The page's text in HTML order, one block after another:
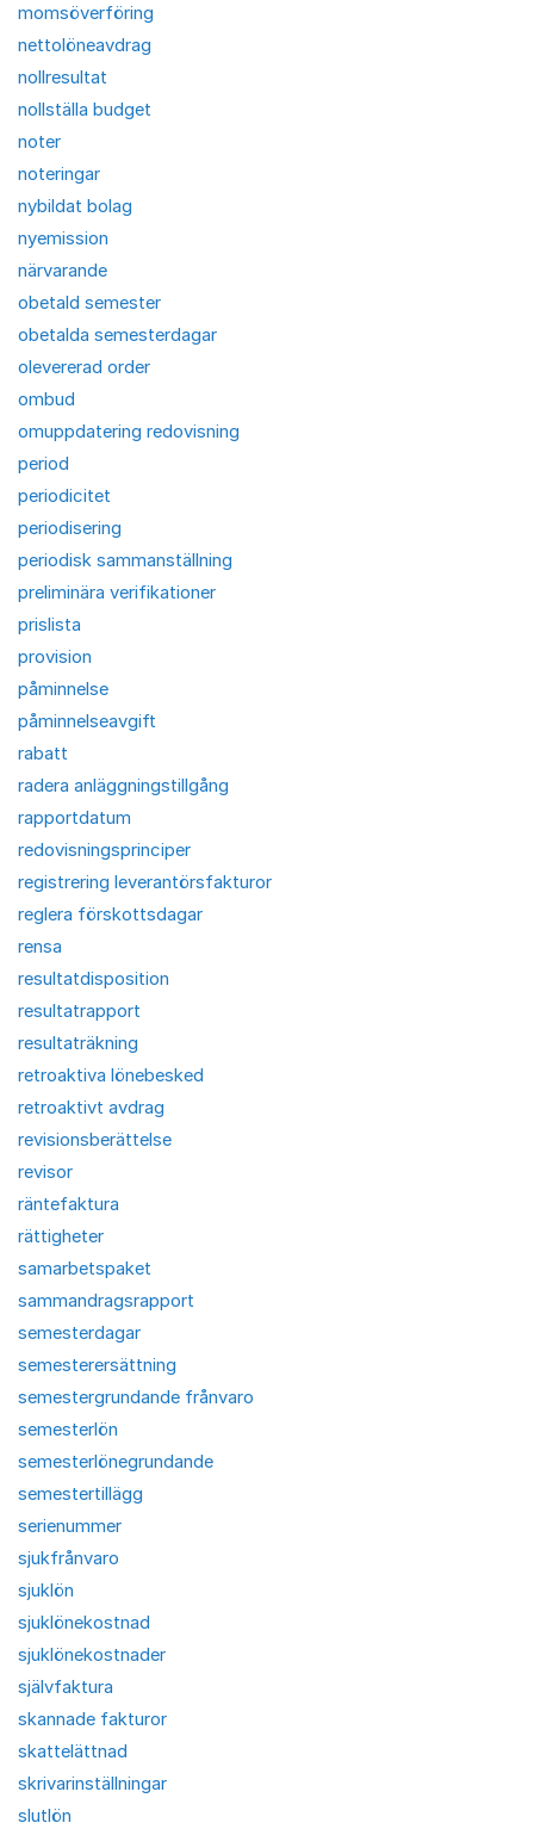
momsöverföring
nettolöneavdrag
nollresultat
nollställa budget
noter
noteringar
nybildat bolag
nyemission
närvarande
obetald semester
obetalda semesterdagar
olevererad order
ombud
omuppdatering redovisning
period
periodicitet
periodisering
periodisk sammanställning
preliminära verifikationer
prislista
provision
påminnelse
påminnelseavgift
rabatt
radera anläggningstillgång
rapportdatum
redovisningsprinciper
registrering leverantörsfakturor
reglera förskottsdagar
rensa
resultatdisposition
resultatrapport
resultaträkning
retroaktiva lönebesked
retroaktivt avdrag
revisionsberättelse
revisor
räntefaktura
rättigheter
samarbetspaket
sammandragsrapport
semesterdagar
semesterersättning
semestergrundande frånvaro
semesterlön
semesterlönegrundande
semestertillägg
serienummer
sjukfrånvaro
sjuklön
sjuklönekostnad
sjuklönekostnader
självfaktura
skannade fakturor
skattelättnad
skrivarinställningar
slutlön